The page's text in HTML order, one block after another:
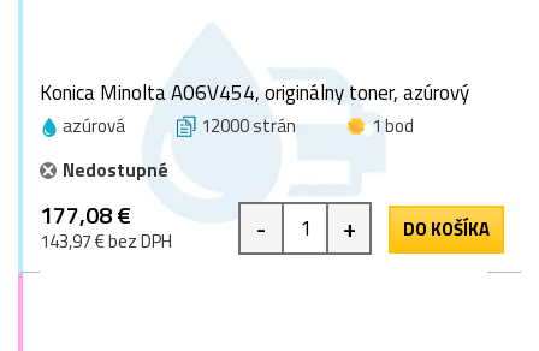
Konica Minolta A06V454, originálny toner, azúrový
azúrová 12000 strán
1 bod
Nedostupné
177,08 €
143,97 € bez DPH - + DO KOŠÍKA